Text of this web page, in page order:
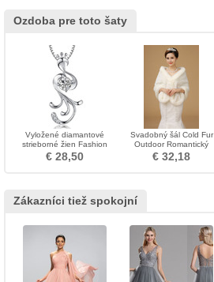
Ozdoba pre toto šaty
Vyložené diamantové
strieborné žien Fashion
Peacock náhrdelník
€ 28,50
Svadobný šál Cold Fur
Outdoor Romantický
kráľovský
€ 32,18
Zákazníci tiež spokojní